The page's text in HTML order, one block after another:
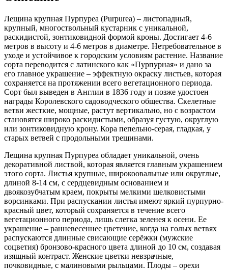
Лещина крупная Пурпуреа (Purpurea) – листопадный,
крупный, многоствольный кустарник с уникальной,
раскидистой, зонтиковидной формой кроны. Достигает 4-6
метров в высоту и 4-6 метров в диаметре. Нетребовательное в
уходе и устойчивое к городским условиям растение. Название
сорта переводится с латинского как «Пурпурная» и дано за
его главное украшение – эффектную окраску листьев, которая
сохраняется на протяжении всего вегетационного периода.
Сорт был выведен в Англии в 1836 году и позже удостоен
награды Королевского садоводческого общества. Скелетные
ветви жесткие, мощные, растут вертикально, но с возрастом
становятся широко раскидистыми, образуя густую, округлую
или зонтиковидную крону. Кора пепельно-серая, гладкая, у
старых ветвей с продольными трещинами.
Лещина крупная Пурпуреа обладает уникальной, очень
декоративной листвой, которая является главным украшением
этого сорта. Листья крупные, широкоовальные или округлые,
длиной 8-14 см, с сердцевидным основанием и
двоякозубчатым краем, покрыты мелкими шелковистыми
ворсинками. При распускании листья имеют яркий пурпурно-
красный цвет, который сохраняется в течение всего
вегетационного периода, лишь слегка зеленея к осени. Ее
украшение – ранневесеннее цветение, когда на голых ветвях
распускаются длинные свисающие серёжки (мужские
соцветия) бронзово-красного цвета длиной до 10 см, создавая
изящный контраст. Женские цветки невзрачные,
почковидные, с малиновыми рыльцами. Плоды – орехи